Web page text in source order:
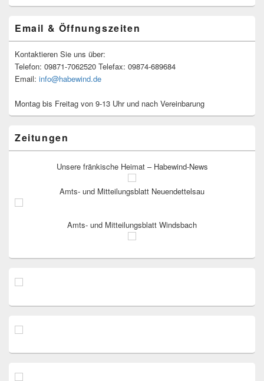
Email & Öffnungszeiten
Kontaktieren Sie uns über:
Telefon: 09871-7062520 Telefax: 09874-689684
Email: info@habewind.de
Montag bis Freitag von 9-13 Uhr und nach Vereinbarung
Zeitungen
Unsere fränkische Heimat – Habewind-News
Amts- und Mitteilungsblatt Neuendettelsau
Amts- und Mitteilungsblatt Windsbach